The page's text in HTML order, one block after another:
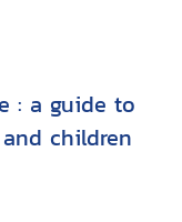
: a guide to
children